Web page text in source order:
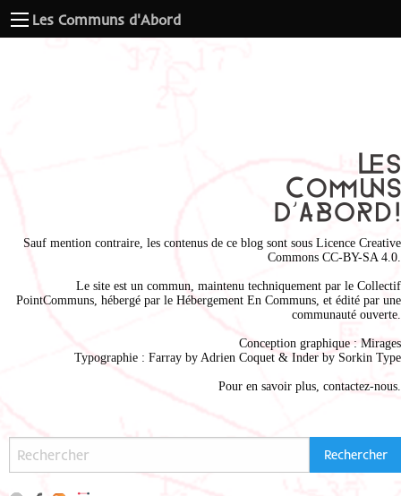
Les Communs d'Abord
Sauf mention contraire, les contenus de ce blog sont sous Licence Creative
Commons CC-BY-SA 4.0
Le site est un commun, maintenu techniquement par le Collectif
PointCommuns , hébergé par le Hébergement En Communs , et édité par une
communauté ouverte.
Conception graphique : Mirages
Typographie : Farray by Adrien Coquet & Inder by Sorkin Type
Pour en savoir plus, contactez-nous